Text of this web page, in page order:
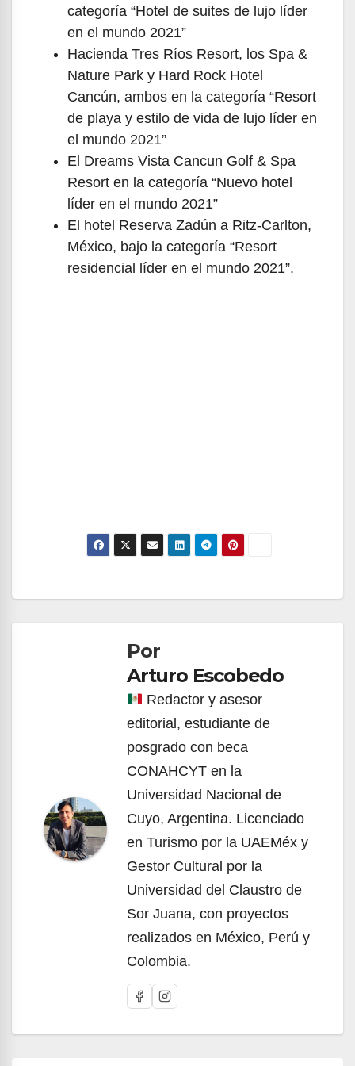
categoría “Hotel de suites de lujo líder
en el mundo 2021”
Hacienda Tres Ríos Resort, los Spa &
Nature Park y Hard Rock Hotel
Cancún, ambos en la categoría “Resort
de playa y estilo de vida de lujo líder en
el mundo 2021”
El Dreams Vista Cancun Golf & Spa
Resort en la categoría “Nuevo hotel
líder en el mundo 2021”
El hotel Reserva Zadún a Ritz-Carlton,
México, bajo la categoría “Resort
residencial líder en el mundo 2021”.
entradasPor
Arturo Escobedo
Redactor y asesor
editorial, estudiante de
posgrado con beca
CONAHCYT en la
Universidad Nacional de
Cuyo, Argentina. Licenciado
en Turismo por la UAEMéx y
Gestor Cultural por la
Universidad del Claustro de
Sor Juana, con proyectos
realizados en México, Perú y
Colombia.